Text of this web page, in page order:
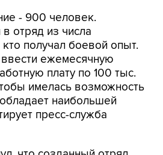
- 900 человек.
отряд из числа
получал боевой опыт.
ежемесячную
плату по 100 тыс.
имелась возможность
наибольшей
пресс-служба